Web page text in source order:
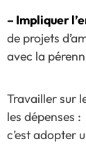
– Impliquer
de projets
avec la
Travailler sur
les dépenses :
c’est adopter